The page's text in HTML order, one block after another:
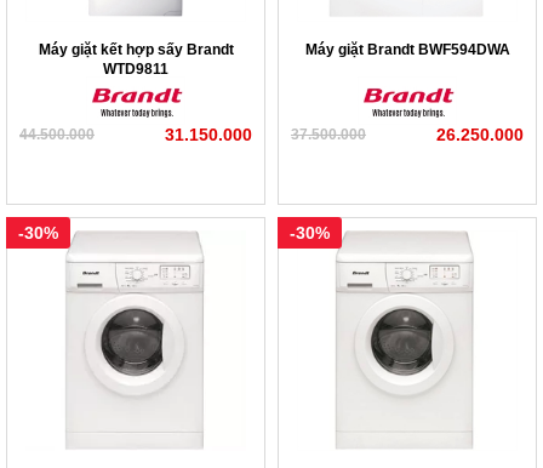
Máy giặt kết hợp sấy Brandt
WTD9811
44.500.000 31.150.000
Máy giặt Brandt BWF594DWA
37.500.000 26.250.000
-30% -30%